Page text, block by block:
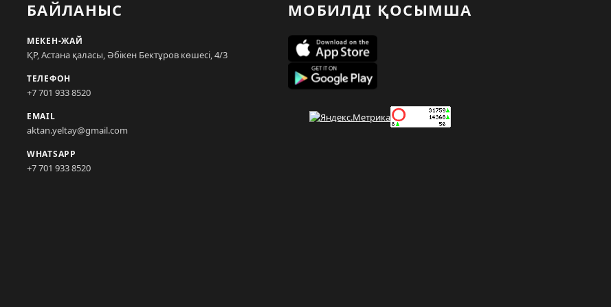
БАЙЛАНЫС
МЕКЕН-ЖАЙ
ҚР, Астана қаласы, Әбікен Бектұров көшесі, 4/3
ТЕЛЕФОН
+7 701 933 8520
EMAIL
aktan.yeltay@gmail.com
WHATSAPP
+7 701 933 8520
МОБИЛДІ ҚОСЫМША